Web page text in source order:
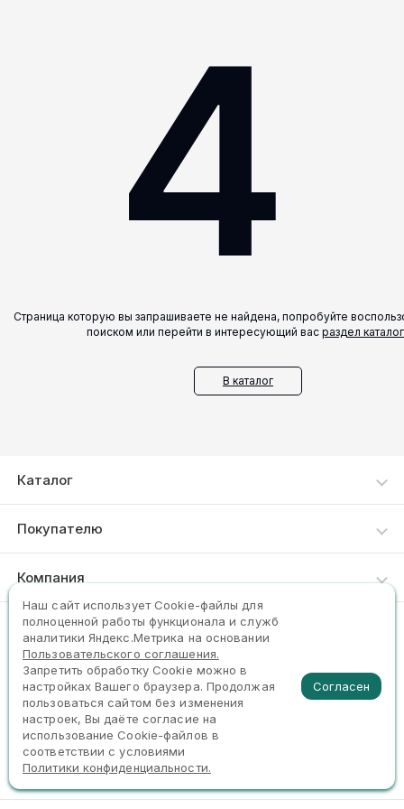
4
Страница которую вы запрашиваете не найдена, попробуйте
поиском или перейти в интересующий вас раздел
В каталог
Каталог
Каталог товаров
Покупателю
Как сделать заказ
Доставка и оплата
Пункты выдачи
Компания
О нас
Контакты(383)2510240 89231510240
Задать вопрос
©2026. Официальный сайт сети «9∙18»
Наш сайт использует Сookie-файлы для
полноценной работы функционала и служб
аналитики Яндекс.Метрика на основании
Пользовательского соглашения.
Запретить обработку Cookie можно в
настройках Вашего браузера. Продолжая
пользоваться сайтом без изменения
настроек, Вы даёте согласие на
использование Cookie-файлов в
соответствии с условиями
Политики конфиденциальности.
Согласен